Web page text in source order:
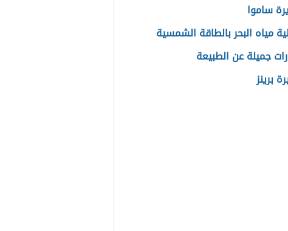
ساموا
مياه البحر بالطاقة الشمسية
جميلة عن الطبيعة
برينز